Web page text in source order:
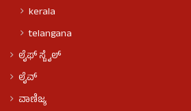
kerala
telangana
ಲೈಫ್ ಸ್ಟೈಲ್
ಲೈವ್
ವಾಣಿಜ್ಯ